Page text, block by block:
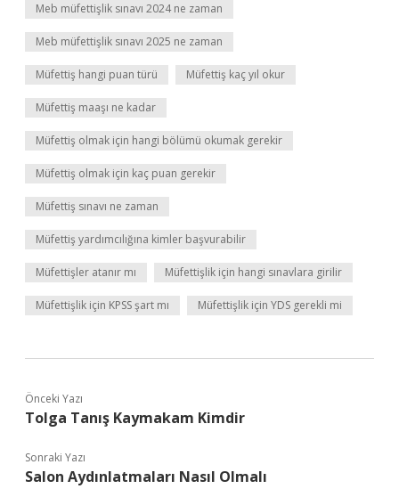
Meb müfettişlik sınavı 2024 ne zaman
Meb müfettişlik sınavı 2025 ne zaman
Müfettiş hangi puan türü Müfettiş kaç yıl okur
Müfettiş maaşı ne kadar
Müfettiş olmak için hangi bölümü okumak gerekir
Müfettiş olmak için kaç puan gerekir
Müfettiş sınavı ne zaman
Müfettiş yardımcılığına kimler başvurabilir
Müfettişler atanır mı Müfettişlik için hangi sınavlara girilir
Müfettişlik için KPSS şart mı Müfettişlik için YDS gerekli mi
Önceki Yazı
Tolga Tanış Kaymakam Kimdir
Sonraki Yazı
Salon Aydınlatmaları Nasıl Olmalı